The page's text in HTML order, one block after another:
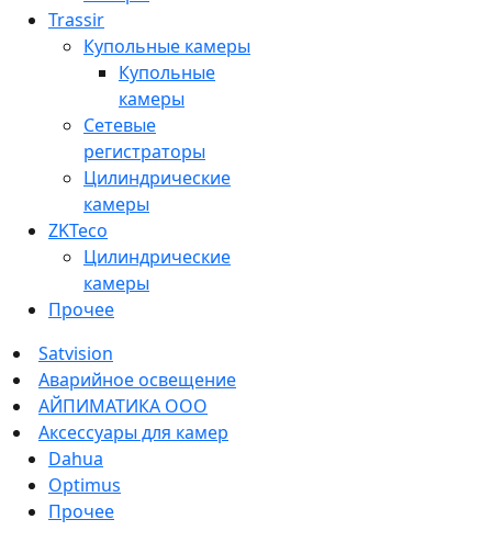
Trassir
Купольные камеры
Купольные
камеры
Сетевые
регистраторы
Цилиндрические
камеры
ZKTeco
Цилиндрические
камеры
Прочее
Satvision
Аварийное освещение
АЙПИМАТИКА ООО
Аксессуары для камер
Dahua
Optimus
Прочее